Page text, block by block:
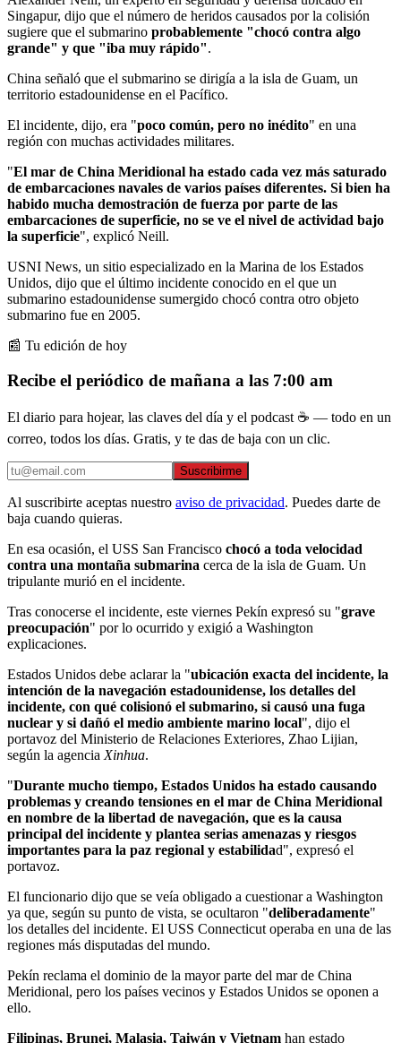
Singapur, dijo que el número de heridos causados por la colisión
sugiere que el submarino probablemente "chocó contra algo
grande" y que "iba muy rápido".
China señaló que el submarino se dirigía a la isla de Guam, un
territorio estadounidense en el Pacífico.
El incidente, dijo, era "poco común, pero no inédito" en una
región con muchas actividades militares.
"El mar de China Meridional ha estado cada vez más saturado
de embarcaciones navales de varios países diferentes. Si bien ha
habido mucha demostración de fuerza por parte de las
embarcaciones de superficie, no se ve el nivel de actividad bajo
la superficie", explicó Neill.
USNI News, un sitio especializado en la Marina de los Estados
Unidos, dijo que el último incidente conocido en el que un
submarino estadounidense sumergido chocó contra otro objeto
submarino fue en 2005.
📰 Tu edición de hoy
Recibe el periódico de mañana a las 7:00 am
El diario para hojear, las claves del día y el podcast ☕ — todo en un
correo, todos los días. Gratis, y te das de baja con un clic.
Suscribirme
Al suscribirte aceptas nuestro aviso de privacidad. Puedes darte de
baja cuando quieras.
En esa ocasión, el USS San Francisco chocó a toda velocidad
contra una montaña submarina cerca de la isla de Guam. Un
tripulante murió en el incidente.
Tras conocerse el incidente, este viernes Pekín expresó su "grave
preocupación" por lo ocurrido y exigió a Washington
explicaciones.
Estados Unidos debe aclarar la "ubicación exacta del incidente, la
intención de la navegación estadounidense, los detalles del
incidente, con qué colisionó el submarino, si causó una fuga
nuclear y si dañó el medio ambiente marino local", dijo el
portavoz del Ministerio de Relaciones Exteriores, Zhao Lijian,
según la agencia Xinhua.
"Durante mucho tiempo, Estados Unidos ha estado causando
problemas y creando tensiones en el mar de China Meridional
en nombre de la libertad de navegación, que es la causa
principal del incidente y plantea serias amenazas y riesgos
importantes para la paz regional y estabilidad", expresó el
portavoz.
El funcionario dijo que se veía obligado a cuestionar a Washington
ya que, según su punto de vista, se ocultaron "deliberadamente"
los detalles del incidente. El USS Connecticut operaba en una de las
regiones más disputadas del mundo.
Pekín reclama el dominio de la mayor parte del mar de China
Meridional, pero los países vecinos y Estados Unidos se oponen a
ello.
Filipinas, Brunei, Malasia, Taiwán y Vietnam han estado